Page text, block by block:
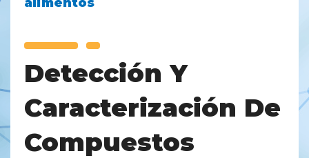
Detección Y
Caracterización De
Compuestos